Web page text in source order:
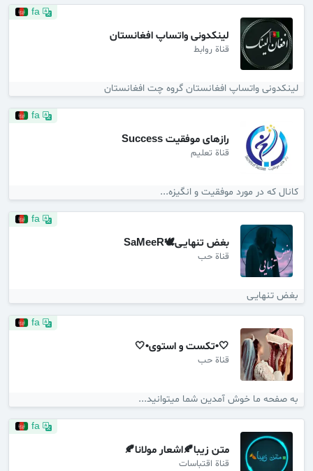
لینکدونی واتساپ افغانستان
قناة روابط
لینکدونی واتساپ افغانستان گروه چت افغانستان
رازهای موفقیت Success
قناة تعليم
کانال که در مورد موفقیت و انگیزه...
بغض تنهایـی🕊SaMeeR
قناة حب
بغض تنهایـی
🤍•تکست و استوی•🤍
قناة حب
به صفحه ما خوش آمدین شما میتوانید...
متن زیبا🍂اشعار مولانا🍂
قناة اقتباسات